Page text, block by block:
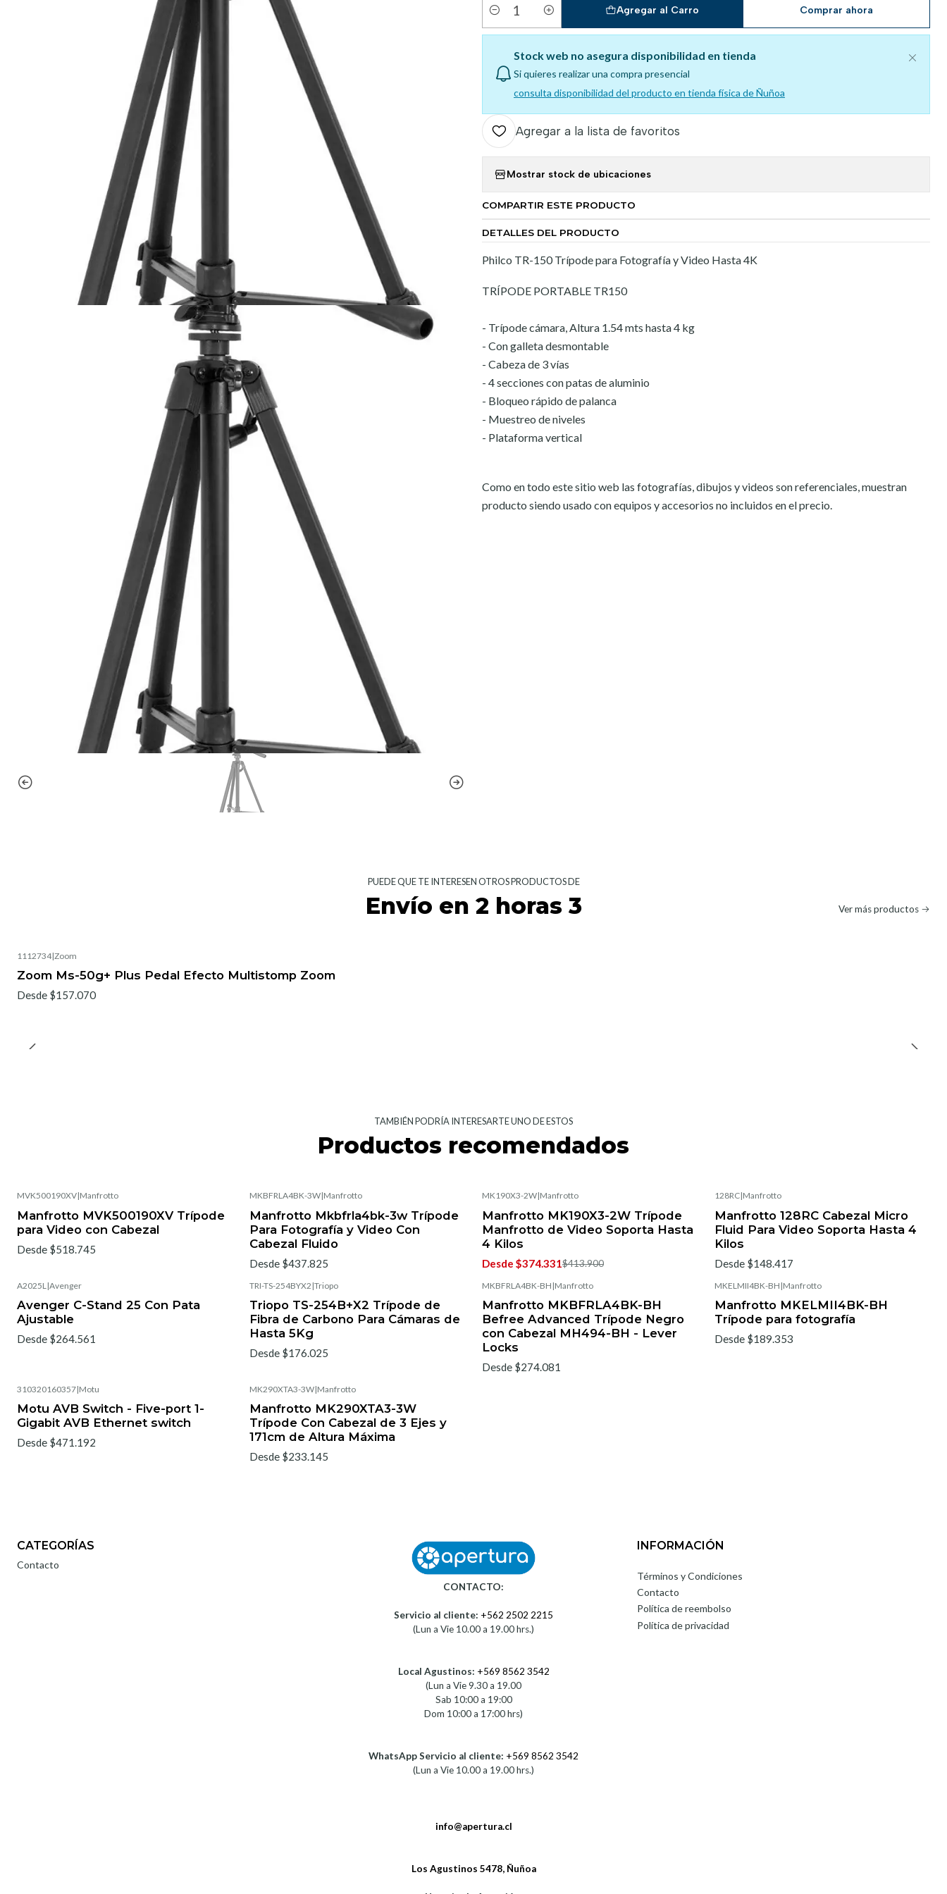
Cantidad
Agregar al Carro Comprar ahora
Stock web no asegura disponibilidad en tienda
Si quieres realizar una compra presencial
consulta disponibilidad del producto en tienda física de Ñuñoa
Agregar a la lista de favoritos
Mostrar stock de ubicaciones
COMPARTIR ESTE PRODUCTO
DETALLES DEL PRODUCTO
Philco TR-150 Trípode para Fotografía y Video Hasta 4K
TRÍPODE PORTABLE TR150
- Trípode cámara, Altura 1.54 mts hasta 4 kg
- Con galleta desmontable
- Cabeza de 3 vías
- 4 secciones con patas de aluminio
- Bloqueo rápido de palanca
- Muestreo de niveles
- Plataforma vertical
Como en todo este sitio web las fotografías, dibujos y videos son referenciales, muestran
producto siendo usado con equipos y accesorios no incluidos en el precio.
PUEDE QUE TE INTERESEN OTROS PRODUCTOS DE
Envío en 2 horas 3 Ver más productos
1112734|Zoom
Zoom Ms-50g+ Plus Pedal Efecto Multistomp Zoom
Desde $157.070
TAMBIÉN PODRÍA INTERESARTE UNO DE ESTOS
Productos recomendados
MVK500190XV|Manfrotto
Manfrotto MVK500190XV Trípode
para Video con Cabezal
Desde $518.745
MKBFRLA4BK-3W|Manfrotto
Manfrotto Mkbfrla4bk-3w Trípode
Para Fotografía y Video Con
Cabezal Fluido
Desde $437.825
MK190X3-2W|Manfrotto
Manfrotto MK190X3-2W Trípode
Manfrotto de Video Soporta Hasta
4 Kilos
Desde $374.331$413.900
128RC|Manfrotto
Manfrotto 128RC Cabezal Micro
Fluid Para Video Soporta Hasta 4
Kilos
Desde $148.417
A2025L |Avenger
Avenger C-Stand 25 Con Pata
Ajustable
Desde $264.561
TRI-TS-254BYX2 |Triopo
Triopo TS-254B+X2 Trípode de
Fibra de Carbono Para Cámaras de
Hasta 5Kg
Desde $176.025
MKBFRLA4BK-BH |Manfrotto
Manfrotto MKBFRLA4BK-BH
Befree Advanced Trípode Negro
con Cabezal MH494-BH - Lever
Locks
Desde $274.081
MKELMII4BK-BH |Manfrotto
Manfrotto MKELMII4BK-BH
Trípode para fotografía
Desde $189.353
310320160357|Motu
Motu AVB Switch - Five-port 1-
Gigabit AVB Ethernet switch
Desde $471.192
MK290XTA3-3W|Manfrotto
Manfrotto MK290XTA3-3W
Trípode Con Cabezal de 3 Ejes y
171cm de Altura Máxima
Desde $233.145
CATEGORÍAS
Contacto
CONTACTO:
Servicio al cliente: +562 2502 2215
(Lun a Vie 10.00 a 19.00 hrs.)
Local Agustinos: +569 8562 3542
(Lun a Vie 9.30 a 19.00
Sab 10:00 a 19:00
Dom 10:00 a 17:00 hrs)
WhatsApp Servicio al cliente: +569 8562 3542
(Lun a Vie 10.00 a 19.00 hrs.)
info@apertura.cl
Los Agustinos 5478, Ñuñoa
INFORMACIÓN
Términos y Condiciones
Contacto
Política de reembolso
Política de privacidad